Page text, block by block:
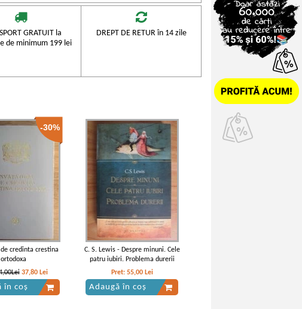
GRATUIT la
de minimum 199 lei
DREPT DE RETUR în 14 zile
-30%
credinta crestina
ortodoxa
37,80 Lei
în coș
C. S. Lewis - Despre minuni. Cele
patru iubiri. Problema durerii
Pret: 55,00 Lei
Adaugă în coș